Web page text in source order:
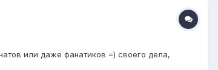
или даже фанатиков =) своего дела,